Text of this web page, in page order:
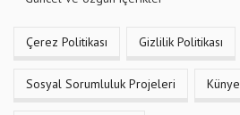
Çerez Politikası Gizlilik Politikası
Sosyal Sorumluluk Projeleri Künye